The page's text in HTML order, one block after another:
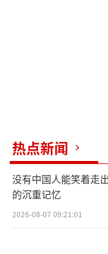
热点新闻
没有中国人能笑着走
的沉重记忆
2026-08-07 09:21:01